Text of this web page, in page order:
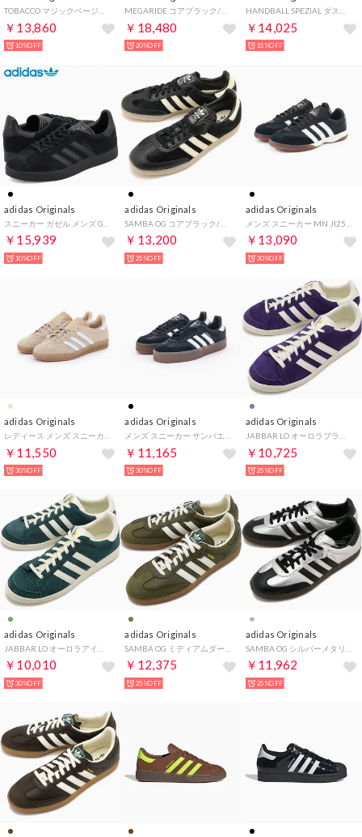
￥13,860
10%OFF
￥18,480
20%OFF
￥14,025
15%OFF
adidas Originals
￥15,939
10%OFF
adidas Originals
￥13,200
25%OFF
adidas Originals
￥13,090
30%OFF
adidas Originals
￥11,550
30%OFF
adidas Originals
￥11,165
30%OFF
adidas Originals
￥10,725
25%OFF
adidas Originals
￥10,010
30%OFF
adidas Originals
￥12,375
25%OFF
adidas Originals
￥11,962
25%OFF